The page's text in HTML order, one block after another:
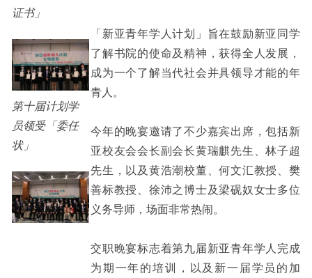
影片库
证书」
第十届计划学
员领受「委任
状」
「新亚青年学人计划」旨在鼓励新亚同学
了解书院的使命及精神，获得全人发展，
成为一个了解当代社会并具领导才能的年
青人。
今年的晚宴邀请了不少嘉宾出席，包括新
亚校友会会长副会长黄瑞麒先生、林子超
先生，以及黄浩潮校董、何文汇教授、樊
善标教授、徐沛之博士及梁砚奴女士多位
义务导师，场面非常热闹。
交职晚宴标志着第九届新亚青年学人完成
为期一年的培训，以及新一届学员的加